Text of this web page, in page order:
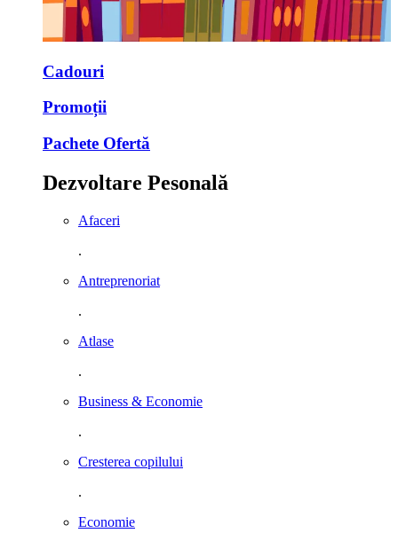
Cadouri
Promoții
Pachete Ofertă
Dezvoltare Pesonală
Afaceri
.
Antreprenoriat
.
Atlase
.
Business & Economie
.
Cresterea copilului
.
Economie